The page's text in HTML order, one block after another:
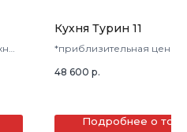
Кухня Турин 11
*приблизительная цена
48 600 р.
Подробнее о